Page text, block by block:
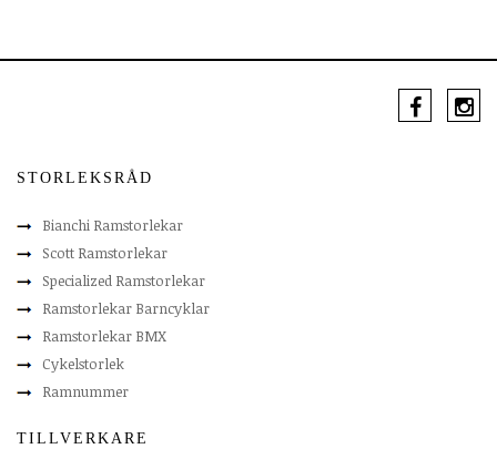
STORLEKSRÅD
Bianchi Ramstorlekar
Scott Ramstorlekar
Specialized Ramstorlekar
Ramstorlekar Barncyklar
Ramstorlekar BMX
Cykelstorlek
Ramnummer
TILLVERKARE